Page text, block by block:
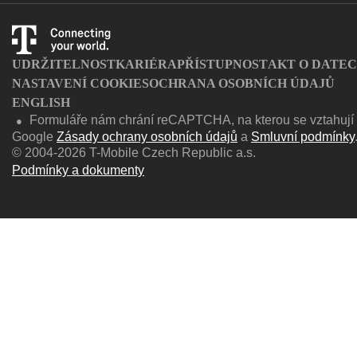
UDRŽITELNOSTKARIÉRAPŘÍSTUPNOSTAKT O
NASTAVENÍ COOKIESOCHRANA OSOBNÍCH ÚDAJŮ
ENGLISH
●
Formuláře nám chrání reCAPTCHA, na kterou se vztahují
Google Zásady ochrany osobních údajů a Smluvní podmínky.
© 2004-2026 T-Mobile Czech Republic a.s.
Podmínky a dokumenty